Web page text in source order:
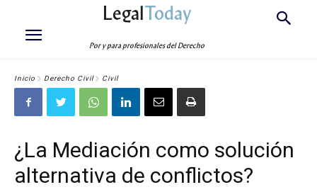
LegalToday
Por y para profesionales del Derecho
Inicio Derecho Civil Civil
¿La Mediación como solución
alternativa de conflictos?